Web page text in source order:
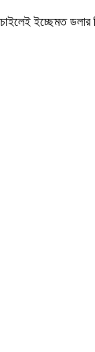
ইচ্ছেমত